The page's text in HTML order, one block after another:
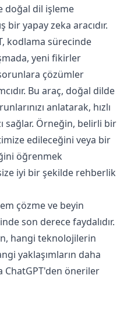
doğal dil işleme
bir yapay zeka aracıdır.
kodlama sürecinde
yeni fikirler
çözümler
Bu araç, doğal dilde
anlatarak, hızlı
sağlar. Örneğin, belirli bir
edileceğini veya bir
öğrenmek
iyi bir şekilde rehberlik
çözme ve beyin
son derece faydalıdır.
hangi teknolojilerin
yaklaşımların daha
ChatGPT'den öneriler